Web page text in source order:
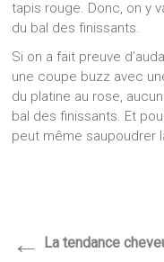
tapis rouge. Donc, on y
du bal des finissants.
Si on a fait preuve
une coupe buzz avec
du platine au rose,
bal des finissants. Et
peut même saupoudrer
← La tendance